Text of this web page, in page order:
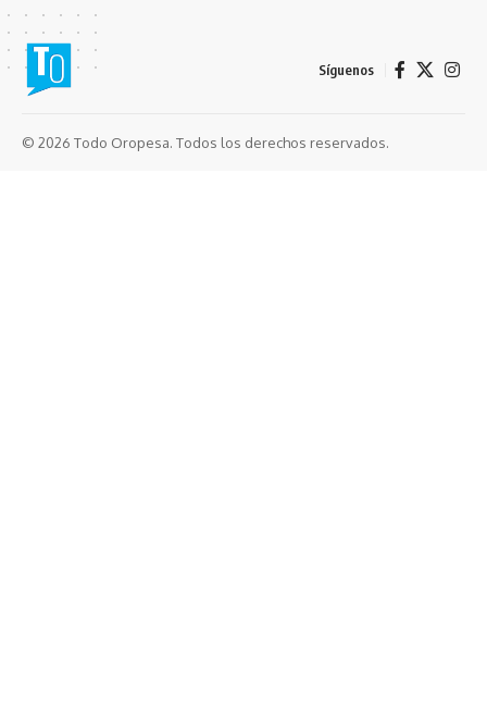
Síguenos
© 2026 Todo Oropesa. Todos los derechos reservados.